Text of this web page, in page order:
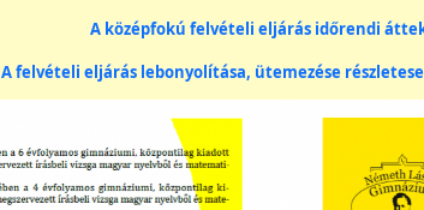
A középfokú felvételi eljárás időrendi
A felvételi eljárás lebonyolítása, ütemezése